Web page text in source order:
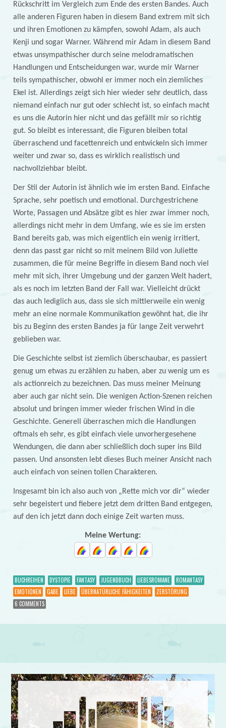
Rückschritt im Vergleich zum Ende des ersten Bandes. Auch
alle anderen Figuren haben in diesem Band extrem mit sich
und ihren Emotionen zu kämpfen, sowohl Adam, als auch
Kenji und sogar Warner. Während mir Adam in diesem Band
etwas unsympathischer durch seine melodramatischen
Handlungen und Entscheidungen war, wurde mir Warner
teils sympathischer, obwohl er immer noch ein ziemliches
Ekel ist. Allerdings zeigt sich hier wieder sehr deutlich, dass
niemand einfach nur gut oder schlecht ist, so einfach macht
es uns die Autorin hier nicht und das gefällt mir so richtig
gut. So bleibt es interessant, die Figuren bleiben total
überraschend und facettenreich und entwickeln sich immer
weiter und zwar so, dass es wirklich realistisch und
nachvollziehbar bleibt.
Der Stil der Autorin ist ähnlich wie im ersten Band. Einfache
Sprache, sehr poetisch und emotional. Durchgestrichene
Worte, Passagen und Absätze gibt es hier zwar immer noch,
allerdings nicht mehr in dem Umfang, wie es sie im ersten
Band bereits gab, was mich eigentlich ein wenig irritiert,
denn das passt gar nicht so mit meinem Bild von Juliette
zusammen, die für meine Begriffe in diesem Band noch viel
mehr mit sich, ihrer Umgebung und der ganzen Welt hadert,
als es noch im letzten Band der Fall war. Vielleicht drückt
das auch lediglich aus, dass sie sich mittlerweile ein wenig
mehr an eine normale Kommunikation gewöhnt hat, die ihr
bis zu Beginn des ersten Bandes ja für lange Zeit verwehrt
geblieben war.
Die Geschichte selbst ist ziemlich überschaubar, es passiert
genug um etwas zu erzählen zu haben, aber zu wenig um es
als actionreich zu bezeichnen. Das muss meiner Meinung
aber auch gar nicht sein. Die wenigen Action-Szenen reichen
absolut und bringen immer wieder frischen Wind in die
Geschichte. Generell überraschen mich die Handlungen
oftmals eh sehr, es gibt einfach viele unvorhergesehene
Wendungen, die dann aber schließlich doch super ins Bild
passen. Und ansonsten lebt dieses Buch meiner Ansicht nach
auch einfach von seinen tollen Charakteren.
Insgesamt bin ich also auch von „Rette mich vor dir“ wieder
sehr begeistert und fiebere jetzt dem dritten Band entgegen,
auf den ich jetzt dann doch einige Zeit warten muss.
Meine Wertung:
BUCHREIHEN DYSTOPIE FANTASY JUGENDBUCH LIEBESROMANE
ROMANTASY
EMOTIONEN
GABE LIEBE ÜBERNATÜRLICHE FÄHIGKEITEN
ZERSTÖRUNG
6 COMMENTS
Post navigation